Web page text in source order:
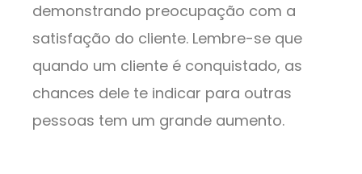
demonstrando preocupação com a
satisfação do cliente. Lembre-se que
quando um cliente é conquistado, as
chances dele te indicar para outras
pessoas tem um grande aumento.